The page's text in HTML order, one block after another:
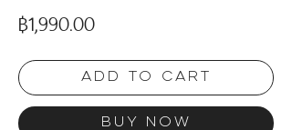
฿1,990.00Price
Add to Cart
Buy Now